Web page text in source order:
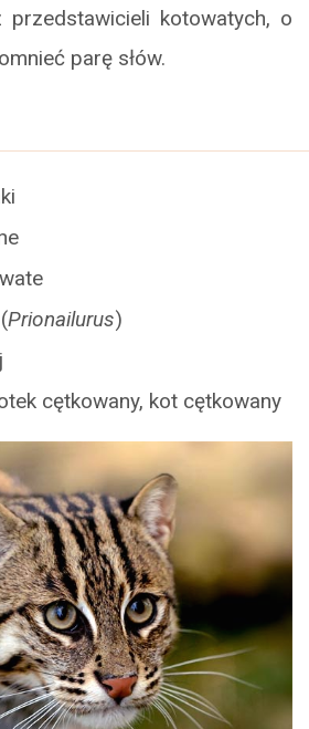
kotowatych, o
parę słów.
Prionailurus)
cętkowany, kot cętkowany